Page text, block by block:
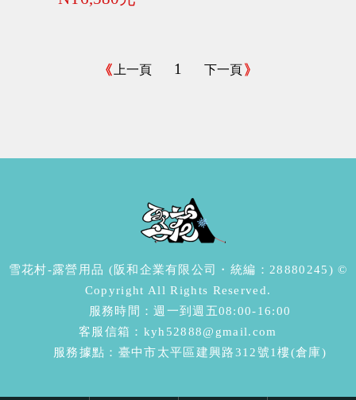
上一頁 1 下一頁
雪花村-露營用品 (阪和企業有限公司・統編：28880245) ©
Copyright All Rights Reserved.
服務時間：週一到週五08:00-16:00
客服信箱：kyh52888@gmail.com
服務據點：臺中市太平區建興路312號1樓(倉庫)